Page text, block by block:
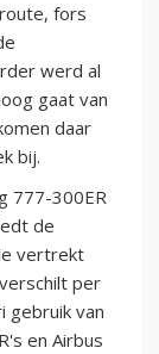
fors
werd al
gaat van
daar
bij.
777-300ER
de
vertrekt
per
gebruik van
en Airbus